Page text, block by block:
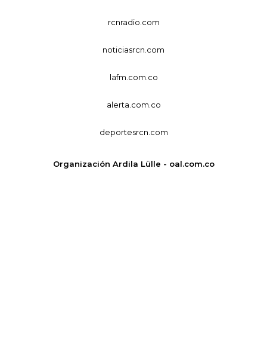
rcnradio.com
noticiasrcn.com
lafm.com.co
alerta.com.co
deportesrcn.com
Organización Ardila Lülle - oal.com.co